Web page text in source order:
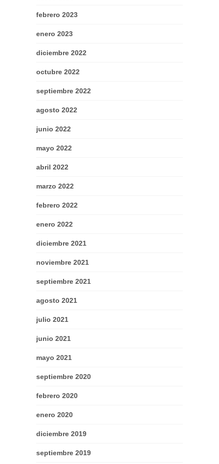
febrero 2023
enero 2023
diciembre 2022
octubre 2022
septiembre 2022
agosto 2022
junio 2022
mayo 2022
abril 2022
marzo 2022
febrero 2022
enero 2022
diciembre 2021
noviembre 2021
septiembre 2021
agosto 2021
julio 2021
junio 2021
mayo 2021
septiembre 2020
febrero 2020
enero 2020
diciembre 2019
septiembre 2019